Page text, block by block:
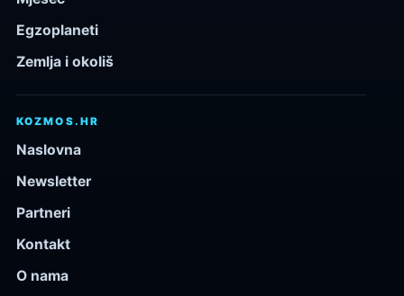
Egzoplaneti
Zemlja i okoliš
KOZMOS.HR
Naslovna
Newsletter
Partneri
Kontakt
O nama